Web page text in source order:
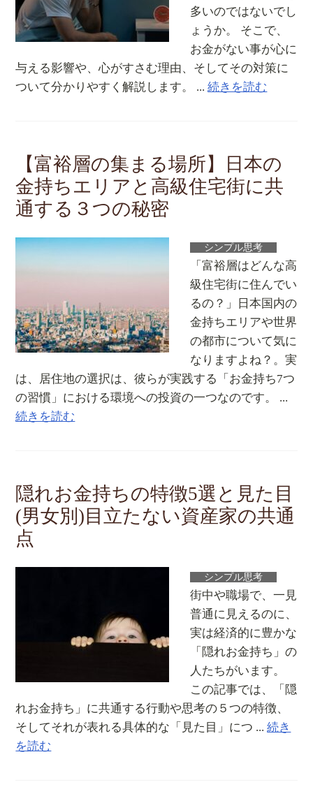
多いのではないでし
ょうか。 そこで、
お金がない事が心に
与える影響や、心がすさむ理由、そしてその対策に
ついて分かりやすく解説します。 ...続きを読む
【富裕層の集まる場所】日本の
金持ちエリアと高級住宅街に共
通する３つの秘密
シンプル思考
「富裕層はどんな高
級住宅街に住んでい
るの？」日本国内の
金持ちエリアや世界
の都市について気に
なりますよね？。実
は、居住地の選択は、彼らが実践する「お金持ち7つ
の習慣」における環境への投資の一つなのです。 ...
続きを読む
隠れお金持ちの特徴5選と見た目
(男女別)目立たない資産家の共通
点
シンプル思考
街中や職場で、一見
普通に見えるのに、
実は経済的に豊かな
「隠れお金持ち」の
人たちがいます。
この記事では、「隠
れお金持ち」に共通する行動や思考の５つの特徴、
そしてそれが表れる具体的な「見た目」につ ...続き
を読む